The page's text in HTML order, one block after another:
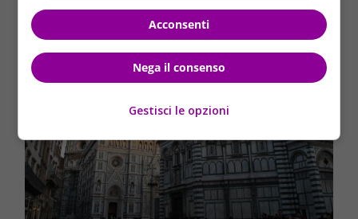
Acconsenti
Nega il consenso
Gestisci le opzioni